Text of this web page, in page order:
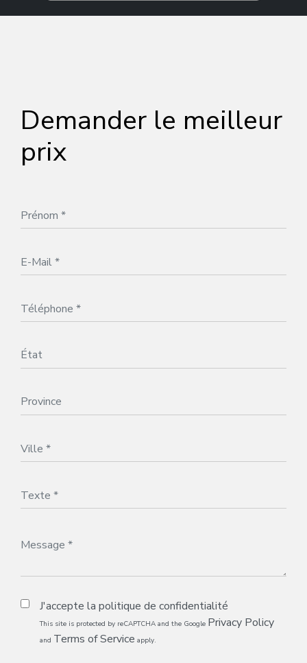
Demander le meilleur
prix
J'accepte la politique de confidentialité
This site is protected by reCAPTCHA and the Google Privacy Policy
and Terms of Service apply.